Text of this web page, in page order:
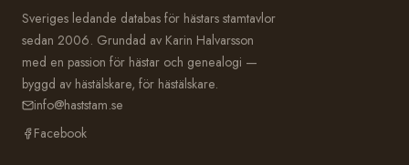
Sveriges ledande databas för hästars stamtavlor
sedan 2006. Grundad av Karin Halvarsson
med en passion för hästar och genealogi —
byggd av hästälskare, för hästälskare.
info@haststam.se
Facebook